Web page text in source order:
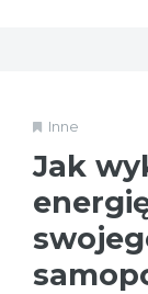
Inne
Jak